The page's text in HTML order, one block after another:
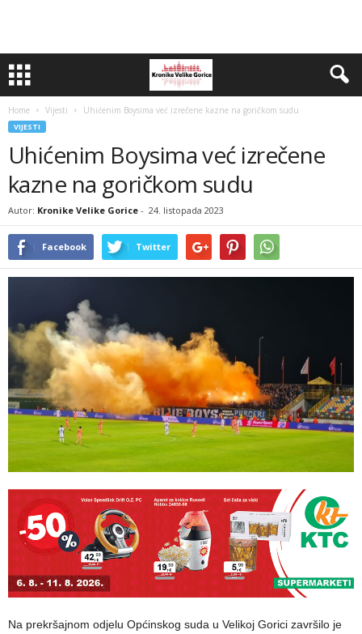
Home Vijesti Uhićenim Boysima već izrečene kazne na goričkom sudu
VIJESTI
Uhićenim Boysima već izrečene
kazne na goričkom sudu
Autor: Kronike Velike Gorice - 24. listopada 2023
Facebook Twitter
Na prekršajnom odjelu Općinskog suda u Velikoj Gorici završilo je